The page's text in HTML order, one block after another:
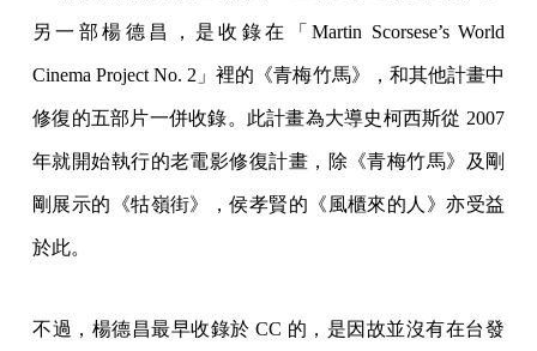
另一部楊德昌，是收錄在「Martin Scorsese’s World
Cinema Project No. 2」裡的《青梅竹馬》，和其他計畫中
修復的五部片一併收錄。此計畫為大導史柯西斯從 2007
年就開始執行的老電影修復計畫，除《青梅竹馬》及剛
剛展示的《牯嶺街》，侯孝賢的《風櫃來的人》亦受益
於此。
不過，楊德昌最早收錄於 CC 的，是因故並沒有在台發